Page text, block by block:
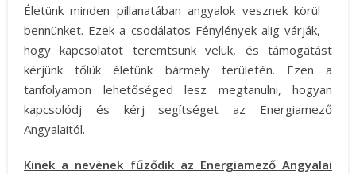
Életünk minden pillanatában angyalok vesznek körül
bennünket. Ezek a csodálatos Fénylények alig várják,
hogy kapcsolatot teremtsünk velük, és támogatást
kérjünk tőlük életünk bármely területén. Ezen a
tanfolyamon lehetőséged lesz megtanulni, hogyan
kapcsolódj és kérj segítséget az Energiamező
Angyalaitól.
Kinek a nevének fűződik az Energiamező Angyalai